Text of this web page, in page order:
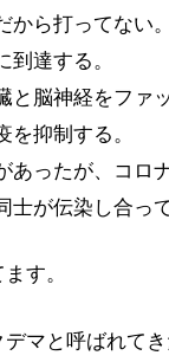
ら打ってない。
達する。
脳神経をファ
抑制する。
あったが、コロ
が伝染し合って
す。
マと呼ばれて